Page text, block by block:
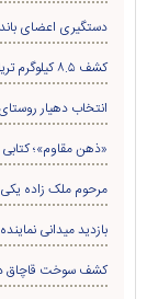
دستگیری اعضای باند ۷ نفره حفاری غير مجاز درسیاهکل
کشف ۸.۵ کیلوگرم تریاک در سیاهکل/ قاچاقچی مواد مخدر دستگیر شد
انتخاب دهیار
«ذهن مقاوم»؛
مرحوم ملک زاده
بازدید میدانی
کشف سوخت قاچاق